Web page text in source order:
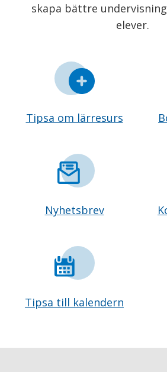
skapa bättre
elever.
Tipsa om lärresurs
Nyhetsbrev
Tipsa till kalendern